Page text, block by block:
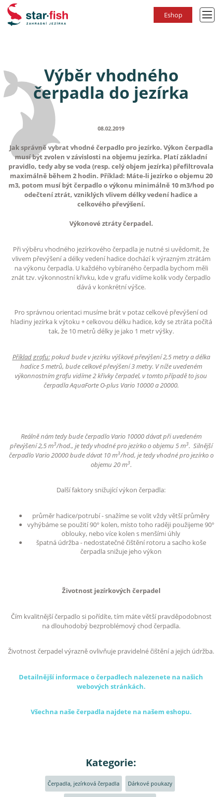
Eshop
Výběr vhodného
čerpadla do jezírka
08.02.2019
Jak správně vybrat vhodné čerpadlo pro jezírko. Výkon čerpadla
musí být zvolen v závislosti na objemu jezírka. Platí základní
pravidlo, tedy aby se voda (resp. celý objem jezírka) přefiltrovala
maximálně během 2 hodin. Příklad: Máte-li jezírko o objemu 20
m3, potom musí být čerpadlo o výkonu minimálně 10 m3/hod po
odečtení ztrát, vzniklých vlivem délky vedení hadice a
celkového převýšení.
Výkonové ztráty čerpadel.
Při výběru vhodného jezírkového čerpadla je nutné si uvědomit, že
vlivem převýšení a délky vedení hadice dochází k výrazným ztrátám
na výkonu čerpadla. U každého vybíraného čerpadla bychom měli
znát tzv. výkonnostní křivku, kde v grafu vidíme kolik vody čerpadlo
dává v konkrétní výšce.
Pro správnou orientaci musíme brát v potaz celkové převýšení od
hladiny jezírka k výtoku + celkovou délku hadice, kdy se ztráta počítá
tak, že 10 metrů délky je jako 1 metr výšky.
Příklad grafu:pokud bude v jezírku výškové převýšení 2,5 metry a délka
hadice 5 metrů, bude celkové převýšení 3 metry. V níže uvedeném
výkonnostním grafu vidíme 2 křivky čerpadel, v tomto případě to jsou
čerpadla AquaForte O-plus Vario 10000 a 20000.
Reálně nám tedy bude čerpadlo Vario 10000 dávat při uvedeném
převýšení 2,5 m3/hod., je tedy vhodné pro jezírko o objemu 5 m3. Silnější
čerpadlo Vario 20000 bude dávat 10 m3/hod, je tedy vhodné pro jezírko o
objemu 20 m3.
Další faktory snižující výkon čerpadla:
průměr hadice/potrubí - snažíme se volit vždy větší průměry
vyhýbáme se použití 90° kolen, místo toho raději použijeme 90°
oblouky, nebo více kolen s menšími úhly
špatná údržba - nedostatečné čištění rotoru a sacího koše
čerpadla snižuje jeho výkon
Životnost jezírkových čerpadel
Čím kvalitnější čerpadlo si pořídíte, tím máte větší pravděpodobnost
na dlouhodobý bezproblémový chod čerpadla.
Životnost čerpadel výrazně ovlivňuje pravidelné čištění a jejich údržba.
Detailnější informace o čerpadlech nalezenete na našich
webových stránkách.
Všechna naše čerpadla najdete na našem eshopu.
Kategorie:
Čerpadla, jezírková čerpadla Dárkové poukazy